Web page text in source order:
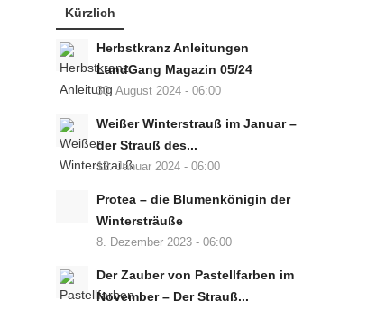
Kürzlich
Herbstkranz Anleitungen
LandGang Magazin 05/24
30. August 2024 - 06:00
Weißer Winterstrauß im Januar –
der Strauß des...
12. Januar 2024 - 06:00
Protea – die Blumenkönigin der
Wintersträuße
8. Dezember 2023 - 06:00
Der Zauber von Pastellfarben im
November – Der Strauß...